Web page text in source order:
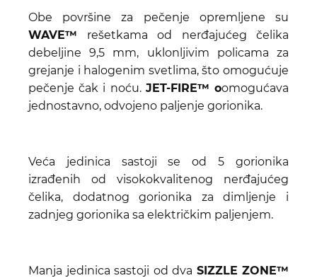
Obe površine za pečenje opremljene su
WAVE™ rešetkama od nerđajućeg čelika
debeljine 9,5 mm, uklonljivim policama za
grejanje i halogenim svetlima, što omogućuje
pečenje čak i noću. JET-FIRE™oomogućava
jednostavno, odvojeno paljenje gorionika.
Veća jedinica sastoji se od 5 gorionika
izrađenih od visokokvalitenog nerđajućeg
čelika, dodatnog gorionika za dimljenje i
zadnjeg gorionika sa električkim paljenjem.
Manja jedinica sastoji od dva SIZZLE ZONE™